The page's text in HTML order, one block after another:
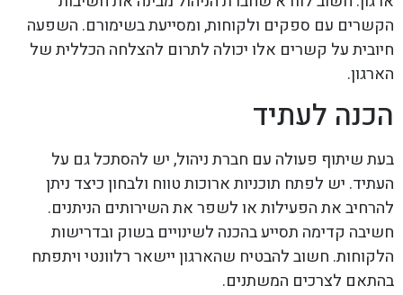
הקשרים עם ספקים ולקוחות, ומסייעת בשימורם. השפעה
חיובית על קשרים אלו יכולה לתרום להצלחה הכללית של
הארגון.
הכנה לעתיד
בעת שיתוף פעולה עם חברת ניהול, יש להסתכל גם על
העתיד. יש לפתח תוכניות ארוכות טווח ולבחון כיצד ניתן
להרחיב את הפעילות או לשפר את השירותים הניתנים.
חשיבה קדימה תסייע בהכנה לשינויים בשוק ובדרישות
הלקוחות. חשוב להבטיח שהארגון יישאר רלוונטי ויתפתח
בהתאם לצרכים המשתנים.